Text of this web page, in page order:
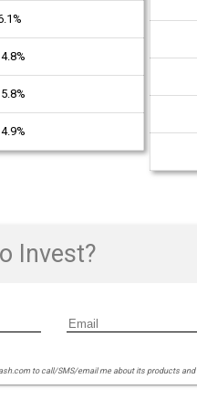
Invest?
to call/SMS/email me about its products